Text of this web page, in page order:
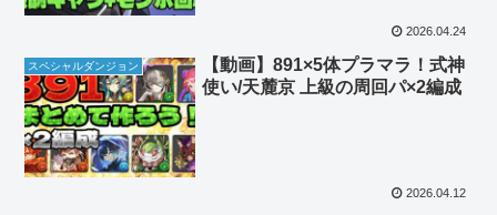
2026.04.24
スペシャルダンジョン
【動画】891×5体プラマラ！式神
使い/天麓京 上級の周回パ×2編成
2026.04.12